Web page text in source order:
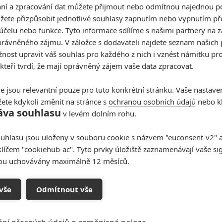
z jeho zdrojů tvrdí, že Chris Evans bude
. V komiksech je Nomad zprvu alternativní identita
Ameriky, později pod touhle identitou vystupuje
Nomad prakticky kdokoliv. Může to být „náš“ Steven
Steve z alternativní reality. Nebo Evans ztvární
ale nebude to on.
nicméně začíná spekulovat o tom, že se vrátí v
původního týmu , tak jak jsme jej potkali ve snímku
bude vystupovat v pozici antagonistů. To ale
padouchy. Doctor Doom (Robert Downey Jr.) v
vypořádal s nějakou blížící se hrozbou, nesmí se
stát životy nevinných.
nebude tak ambiciózní, jako posledně
pro mnohovesmír způsobují osoby jako Scarlett
a zpracování dat můžete přijmout nebo odmítnou najednou
přizpůsobit jednotlivé souhlasy zapnutím nebo vypnutím
nebo funkce. Tyto informace sdílíme s našimi partnery na
zájmu. V záložce s dodavateli najdete seznam našich
upravit váš souhlas pro každého z nich i vznést námitku
tvrdí, že mají oprávněný zájem vaše data zpracovat.
jsou relevantní pouze pro tuto konkrétní stránku. Vaše
kdykoli změnit na stránce s ochranou osobních údajů nebo
souhlasu v levém dolním rohu.
jsou uloženy v souboru cookie s názvem "euconsent-v2"
"cookiehub-ac". Tyto prvky úložiště zaznamenávají vaše
uchovávány maximálně 12 měsíců.
Odmítnout vše